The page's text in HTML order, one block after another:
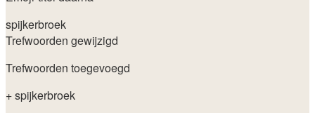
spijkerbroek
Trefwoorden gewijzigd
Trefwoorden toegevoegd
+ spijkerbroek